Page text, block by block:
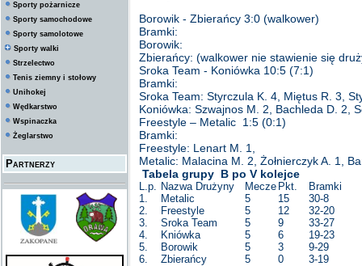
Sporty pożarnicze
Sporty samochodowe
Sporty samolotowe
Sporty walki
Strzelectwo
Tenis ziemny i stołowy
Unihokej
Wędkarstwo
Wspinaczka
Żeglarstwo
Partnerzy
Borowik - Zbierańcy 3:0 (walkower)
Bramki:
Borowik:
Zbierańcy: (walkower nie stawienie się
Sroka Team - Koniówka 10:5 (7:1)
Bramki:
Sroka Team: Styrczula K. 4, Miętus R. 3,
Koniówka: Szwajnos M. 2, Bachleda D. 2,
Freestyle – Metalic 1:5 (0:1)
Bramki:
Freestyle: Lenart M. 1,
Metalic: Malacina M. 2, Żołnierczyk A. 1,
Tabela grupy B po V kolejce
L.p. Nazwa Drużyny Mecze Pkt.
Bramki
1.
Metalic 5 15
30-8
2.
Freestyle 5 12
32-20
3.
Sroka Team 5 9
33-27
4.
Kniówka 5 6
19-23
5.
Borowik 5 3
9-29
6.
Zbierańcy 5 0 3-19